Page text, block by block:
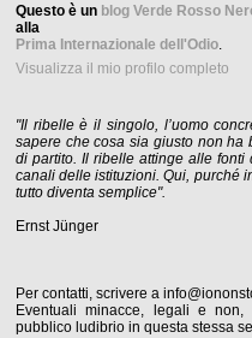
Questo è un blog Verde Rosso
alla
Prima Internazionale dell'Odio.
Visualizza il mio profilo completo
"Il ribelle è il singolo, l’uomo
sapere che cosa sia giusto non
di partito. Il ribelle attinge alle
canali delle istituzioni. Qui, purché
tutto diventa semplice".
Ernst Jünger
Per contatti, scrivere a
Eventuali minacce, legali e non,
pubblico ludibrio in questa stessa